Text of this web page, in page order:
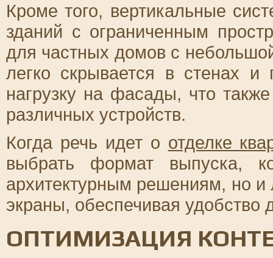
Кроме того, вертикальные
зданий с ограниченным
для частных домов с
легко скрывается в стенах и
нагрузку на фасады, что
различных устройств.
Когда речь идет о отделке
выбрать формат выпуска,
архитектурным решениям, но и
экраны, обеспечивая удобство
ОПТИМИЗАЦИЯ